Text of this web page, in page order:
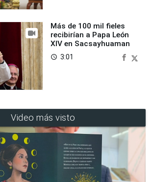
Más de 100 mil fieles
recibirían a Papa León
XIV en Sacsayhuaman
access_time 3:01
Video más visto